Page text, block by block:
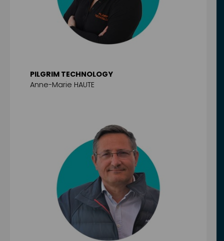
PILGRIM TECHNOLOGY
Anne-Marie HAUTE